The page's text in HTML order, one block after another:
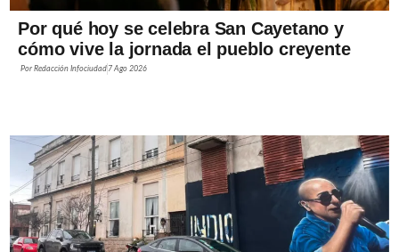
Por qué hoy se celebra San Cayetano y
cómo vive la jornada el pueblo creyente
PorRedacción Infociudad 7 Ago 2026